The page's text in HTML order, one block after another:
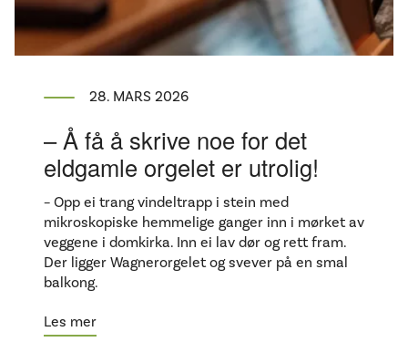
28. MARS 2026
– Å få å skrive noe for det
eldgamle orgelet er utrolig!
– Opp ei trang vindeltrapp i stein med
mikroskopiske hemmelige ganger inn i mørket av
veggene i domkirka. Inn ei lav dør og rett fram.
Der ligger Wagnerorgelet og svever på en smal
balkong.
Les mer